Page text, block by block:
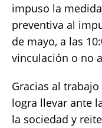
impuso la
preventiva al
de mayo, a las
vinculación o no
Gracias al
logra llevar ante
la sociedad y